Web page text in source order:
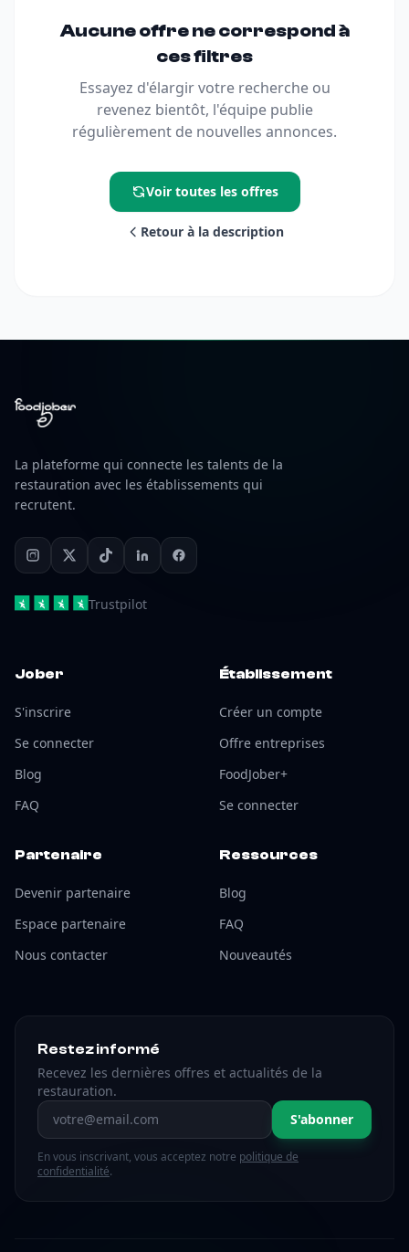
Aucune offre ne correspond à
ces filtres
Essayez d'élargir votre recherche ou
revenez bientôt, l'équipe publie
régulièrement de nouvelles annonces.
Voir toutes les offres
Retour à la description
La plateforme qui connecte les talents de la
restauration avec les établissements qui
recrutent.
Trustpilot
Jober
S'inscrire
Se connecter
Blog
FAQ
Établissement
Créer un compte
Offre entreprises
FoodJober+
Se connecter
Partenaire
Devenir partenaire
Espace partenaire
Nous contacter
Ressources
Blog
FAQ
Nouveautés
Restez informé
Recevez les dernières offres et actualités de la
restauration.
Adresse email S'abonner
En vous inscrivant, vous acceptez notre politique de
confidentialité.